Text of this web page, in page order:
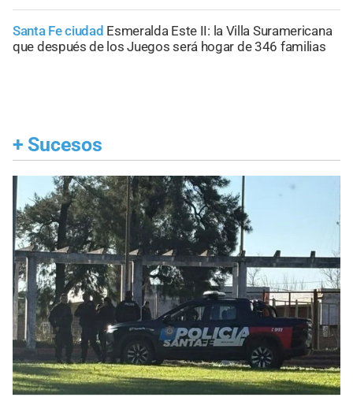
Santa Fe ciudad Esmeralda Este II: la Villa Suramericana
que después de los Juegos será hogar de 346 familias
+ Sucesos